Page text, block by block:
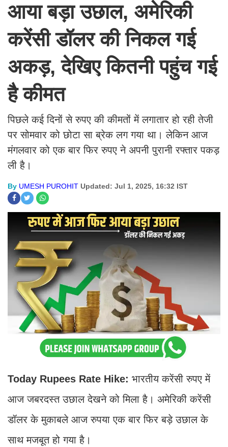
आया बड़ा उछाल, अमेरिकी
करेंसी डॉलर की निकल गई
अकड़, देखिए कितनी पहुंच गई
है कीमत
पिछले कई दिनों से रुपए की कीमतों में लगातार हो रही तेजी
पर सोमवार को छोटा सा ब्रेक लग गया था। लेकिन आज
मंगलवार को एक बार फिर रुपए ने अपनी पुरानी रफ्तार पकड़
ली है।
By UMESH PUROHIT Updated: Jul 1, 2025, 16:32 IST
Today Rupees Rate Hike: भारतीय करेंसी रुपए में
आज जबरदस्त उछाल देखने को मिला है। अमेरिकी करेंसी
डॉलर के मुकाबले आज रुपया एक बार फिर बड़े उछाल के
साथ मजबूत हो गया है।